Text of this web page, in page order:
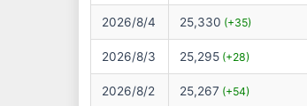
2026/8/4 25,330 (+35)
2026/8/3 25,295 (+28)
2026/8/2 25,267 (+54)